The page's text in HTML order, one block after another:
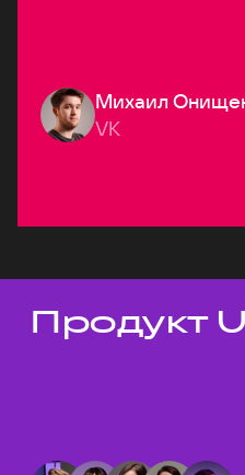
Михаил
VK
Темы докладов
Продукт